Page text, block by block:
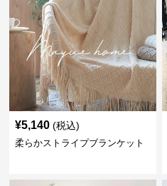
¥5,140 (税込)
柔らかストライプブランケット